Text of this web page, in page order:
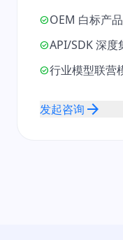
check_circleOEM 白标产
check_circleAPI/SDK 深度
check_circle行业模型联营
发起咨询 arrow_forward